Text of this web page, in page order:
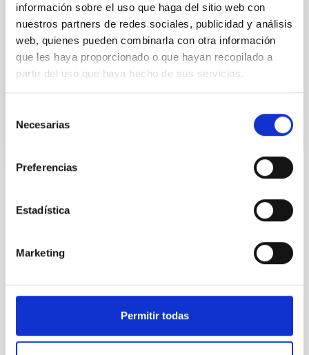
información sobre el uso que haga del sitio web con
nuestros partners de redes sociales, publicidad y análisis
web, quienes pueden combinarla con otra información
que les haya proporcionado o que hayan recopilado a
partir del uso que haya hecho de sus servicios.
Necesarias
Preferencias
Estadística
Marketing
Permitir todas
Se convoca proceso selectivo para el ingreso, como
personal laboral fijo, de un puesto de trabajo con la
categoría profesional de Técnico/a Mantenimiento
General, acogido a Convenio y que tendrá
Desde el IAC siempre
estamos buscando gente
con talento.